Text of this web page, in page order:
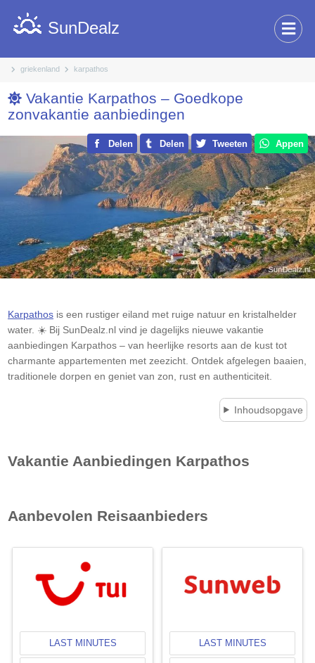
griekenland karpathos
SunDealz
Vakantie Karpathos – Goedkope
zonvakantie aanbiedingen
Delen Delen Tweeten Appen
Karpathos is een rustiger eiland met ruige natuur en kristalhelder
water. ☀️ Bij SunDealz.nl vind je dagelijks nieuwe vakantie
aanbiedingen Karpathos – van heerlijke resorts aan de kust tot
charmante appartementen met zeezicht. Ontdek afgelegen baaien,
traditionele dorpen en geniet van zon, rust en authenticiteit.
Inhoudsopgave
Vakantie Aanbiedingen Karpathos
Aanbevolen Reisaanbieders
LAST MINUTES LAST MINUTES